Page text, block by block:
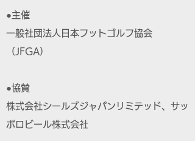
●主催
一般社団法人日本フットゴルフ協会
（JFGA）
●協賛
株式会社シールズジャパンリミテッド、サッ
ポロビール株式会社